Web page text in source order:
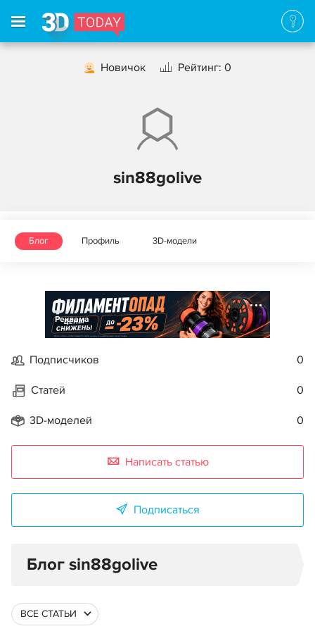
Новичок Рейтинг: 0
sin88golive
Блог Профиль 3D-модели
Реклама
Подписчиков 0
Статей 0
3D-моделей 0
Написать статью
Подписаться
Блог sin88golive
ВСЕ СТАТЬИ